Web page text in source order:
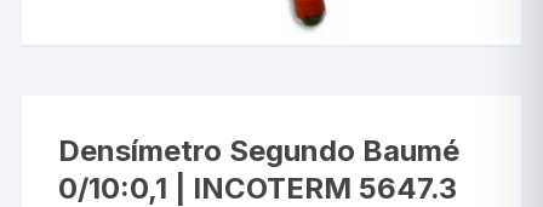
Densímetro Segundo Baumé
0/10:0,1 | INCOTERM 5647.3